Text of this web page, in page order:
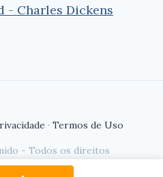
- Charles Dickens
· Termos de Uso
- Todos os direitos